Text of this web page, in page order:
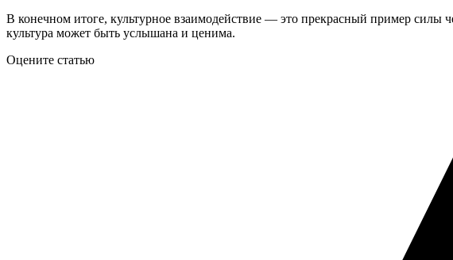
В конечном итоге, культурное взаимодействие — это прекрасный пример силы
культура может быть услышана и ценима.
Оцените статью